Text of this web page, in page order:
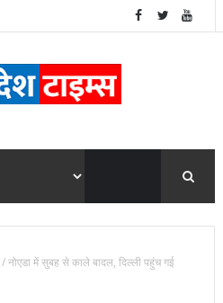
/नोएडा में सुबह से काले बादल, दिल्ली पहुंच गई